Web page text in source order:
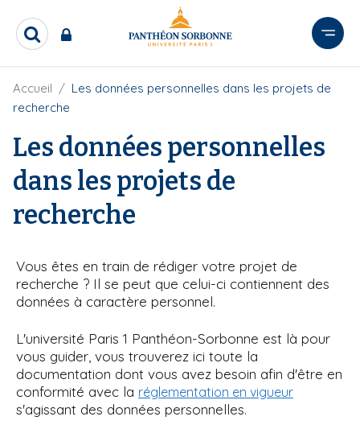
R
h
e
c
h
r
F
r
a
n
Accueil
Les données personnelles dans les projets de
recherche
Les données personnelles
dans les projets de
recherche
Vous êtes en train de rédiger votre projet de
recherche ? Il se peut que celui-ci contiennent des
données à caractère personnel.
L'université Paris 1 Panthéon-Sorbonne est là pour
vous guider, vous trouverez ici toute la
documentation dont vous avez besoin afin d'être en
conformité avec la réglementation en vigueur
s'agissant des données personnelles.